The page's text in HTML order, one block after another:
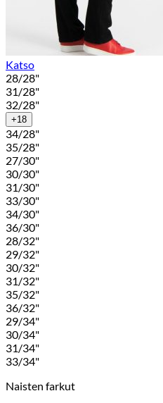
Katso
28/28"
31/28"
32/28"
+18
34/28"
35/28"
27/30"
30/30"
31/30"
33/30"
34/30"
36/30"
28/32"
29/32"
30/32"
31/32"
35/32"
36/32"
29/34"
30/34"
31/34"
33/34"
Naisten farkut